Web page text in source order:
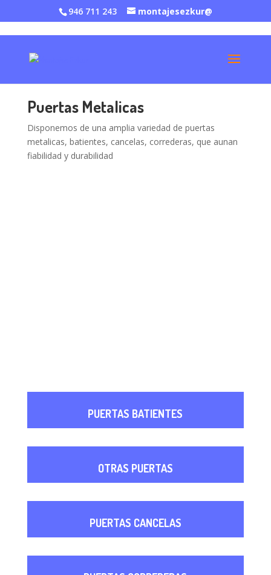
946 711 243 montajesezkur@
Puertas Metalicas
Disponemos de una amplia variedad de puertas
metalicas, batientes, cancelas, correderas, que aunan
fiabilidad y durabilidad
PUERTAS BATIENTES
OTRAS PUERTAS
PUERTAS CANCELAS